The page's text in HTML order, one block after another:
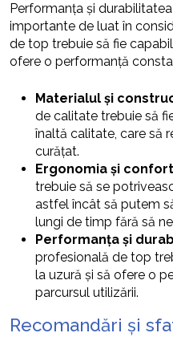
Performanța și
importante de luat în
de top trebuie să fie
ofere o performanță
Materialul și
de calitate trebuie să
înaltă calitate, care să
curățat.
Ergonomia și
trebuie să se
astfel încât să putem
lungi de timp fără să
Performanța și
profesională de top
la uzură și să ofere o
parcursul utilizării.
Recomandări și